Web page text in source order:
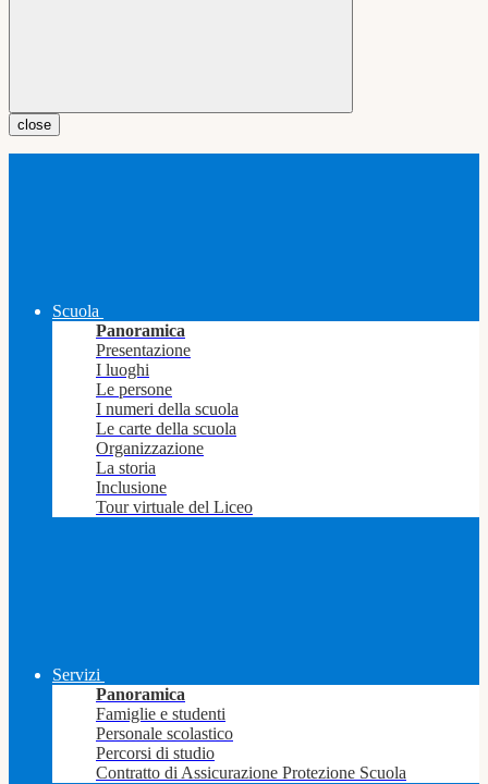
close
Scuola
Panoramica
Presentazione
I luoghi
Le persone
I numeri della scuola
Le carte della scuola
Organizzazione
La storia
Inclusione
Tour virtuale del Liceo
Servizi
Panoramica
Famiglie e studenti
Personale scolastico
Percorsi di studio
Contratto di Assicurazione Protezione Scuola